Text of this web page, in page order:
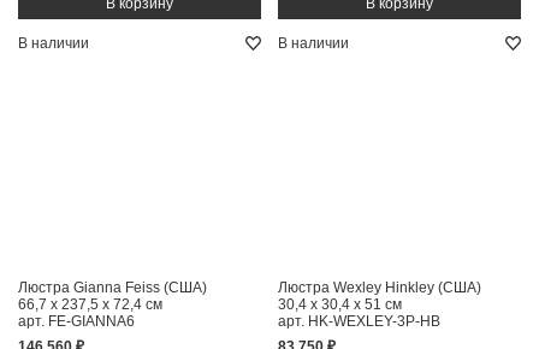
В наличии
Люстра Gianna Feiss (США)
66,7 x 237,5 x 72,4 см
арт. FE-GIANNA6
В наличии
Люстра Wexley Hinkley (США)
30,4 x 30,4 x 51 см
арт. HK-WEXLEY-3P-HB